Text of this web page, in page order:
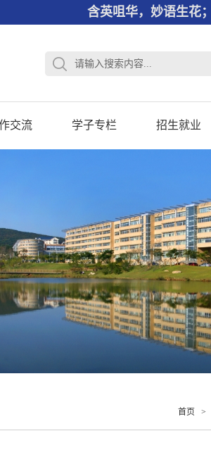
含英咀华，妙语生花
交流 学子专栏 招生就业
首页 >